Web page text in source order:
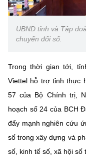
UBND tỉnh và Tập
chuyển đổi số.
Trong thời gian tới,
Viettel hỗ trợ tỉnh thực
57 của Bộ Chính trị,
hoạch số 24 của BCH
đẩy mạnh nghiên cứu
số trong xây dựng và
số, kinh tế số, xã hội số